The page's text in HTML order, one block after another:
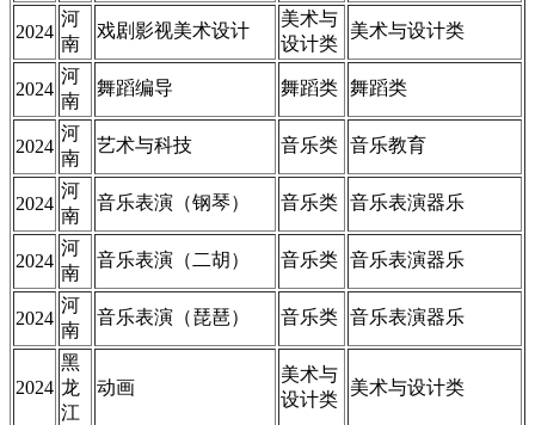
2024
河
南
戏剧影视美术设计
美术与
设计类
美术与设计类
2024
河
南
舞蹈编导 舞蹈类 舞蹈类
2024
河
南
艺术与科技 音乐类 音乐教育
2024
河
南
音乐表演（钢琴） 音乐类 音乐表演器乐
2024
河
南
音乐表演（二胡） 音乐类 音乐表演器乐
2024
河
南
音乐表演（琵琶） 音乐类 音乐表演器乐
2024
黑
龙
江
动画
美术与
设计类
美术与设计类